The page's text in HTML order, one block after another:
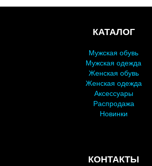
КАТАЛОГ
Мужская обувь
Мужская одежда
Женская обувь
Женская одежда
Аксессуары
Распродажа
Новинки
КОНТАКТЫ